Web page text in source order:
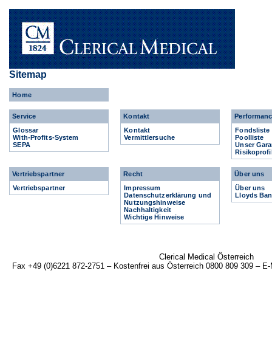
Sitemap
Home
Service
Glossar
With-Profits-System
SEPA
Kontakt
Kontakt
Vermittlersuche
Fondsliste
Poolliste
Unser
Vertriebspartner
Vertriebspartner
Recht
Impressum
Datenschutzerklärung und
Nutzungshinweise
Nachhaltigkeit
Wichtige Hinweise
Über uns
Über uns
Lloyds
Clerical Medical Österreich
Fax +49 (0)6221 872-2751 – Kostenfrei aus Österreich 0800 809 309 –